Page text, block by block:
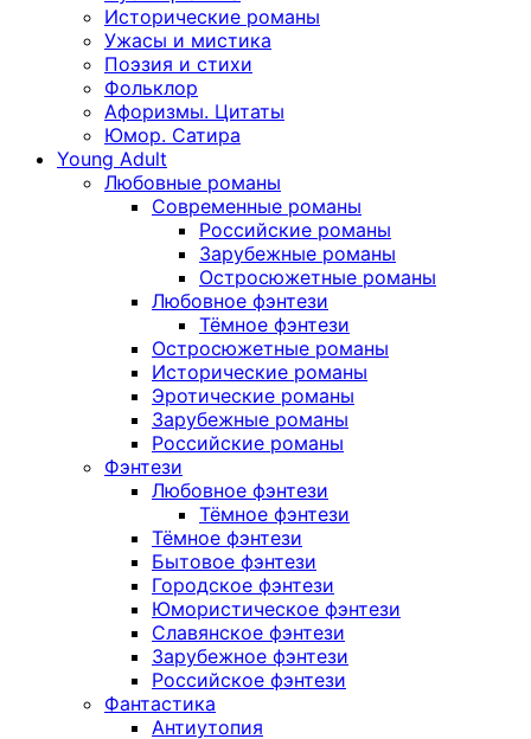
Исторические романы
Ужасы и мистика
Поэзия и стихи
Фольклор
Афоризмы. Цитаты
Юмор. Сатира
Young Adult
Любовные романы
Современные романы
Российские романы
Зарубежные романы
Остросюжетные романы
Любовное фэнтези
Тёмное фэнтези
Остросюжетные романы
Исторические романы
Эротические романы
Зарубежные романы
Российские романы
Фэнтези
Любовное фэнтези
Тёмное фэнтези
Тёмное фэнтези
Бытовое фэнтези
Городское фэнтези
Юмористическое фэнтези
Славянское фэнтези
Зарубежное фэнтези
Российское фэнтези
Фантастика
Антиутопия